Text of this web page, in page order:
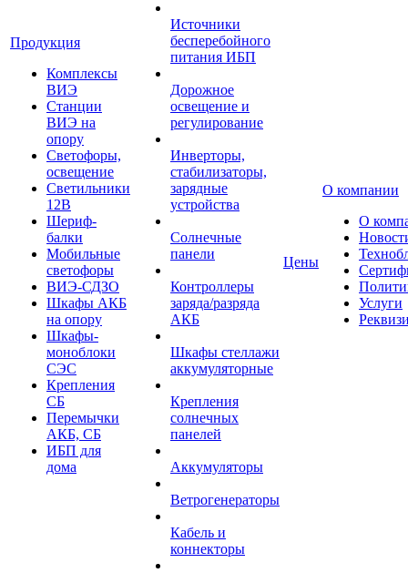
Продукция
Комплексы
ВИЭ
Станции
ВИЭ на
опору
Светофоры,
освещение
Светильники
12В
Шериф-
балки
Мобильные
светофоры
ВИЭ-СДЗО
Шкафы АКБ
на опору
Шкафы-
моноблоки
СЭС
Крепления
СБ
Перемычки
АКБ, СБ
ИБП для
дома
Источники
бесперебойного
питания ИБП
Дорожное
освещение и
регулирование
Инверторы,
стабилизаторы,
зарядные
устройства
Солнечные
панели
Контроллеры
заряда/разряда
АКБ
Шкафы стеллажи
аккумуляторные
Крепления
солнечных
панелей
Аккумуляторы
Ветрогенераторы
Кабель и
коннекторы
Цены
О компании
О
Услуги